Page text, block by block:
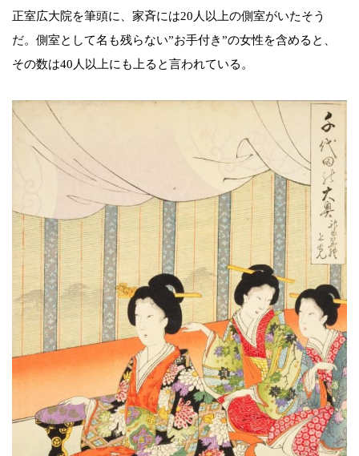
正室広大院を筆頭に、家斉には20人以上の側室がいたそう
だ。側室として名も残らない”お手付き”の女性を含めると、
その数は40人以上にも上ると言われている。